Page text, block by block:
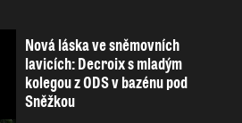
Nová láska ve sněmovních
lavicích: Decroix s mladým
kolegou z ODS v bazénu pod
Sněžkou